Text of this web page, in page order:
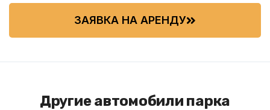
ЗАЯВКА НА АРЕНДУ
Другие автомобили парка